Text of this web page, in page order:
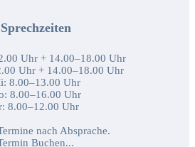
Sprechzeiten
Uhr + 14.00–18.00 Uhr
Uhr + 14.00–18.00 Uhr
8.00–13.00 Uhr
8.00–16.00 Uhr
8.00–12.00 Uhr
nach Absprache.
Buchen...